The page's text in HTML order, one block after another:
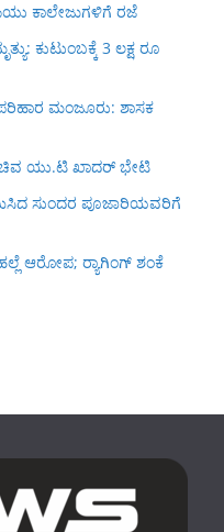
ಕಾಲೇಜುಗಳಿಗೆ ರಜೆ
ಕುಟುಂಬಕ್ಕೆ 3 ಲಕ್ಷ ರೂ
ಪರಿಹಾರ ಮಂಜೂರು: ಶಾಸಕ
ಯು.ಟಿ ಖಾದರ್ ಭೇಟಿ
ಸುಂದರ ಪೂಜಾರಿಯವರಿಗೆ
ಆರೋಪ; ರ‍್ಯಾಗಿಂಗ್ ಶಂಕೆ